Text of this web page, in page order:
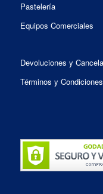
Pastelería
Equipos Comerciales
Devoluciones y
Términos y Condiciones